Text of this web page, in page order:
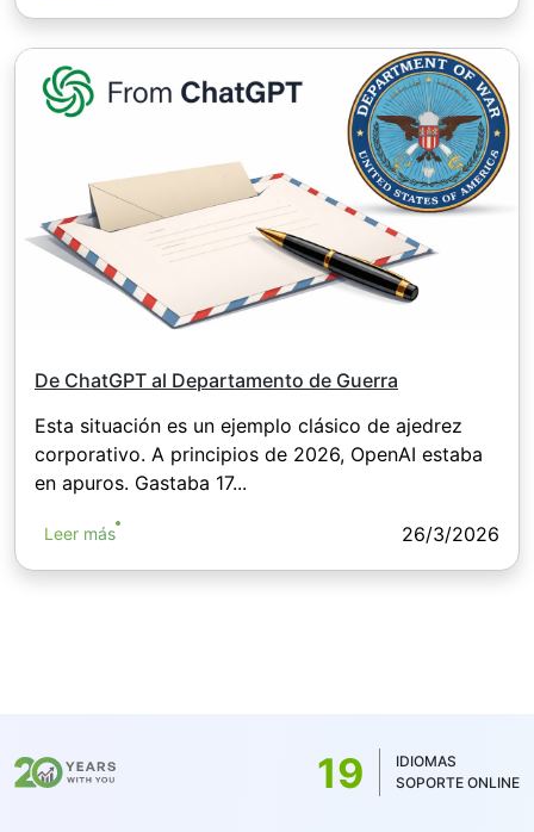
De ChatGPT al Departamento de Guerra
Esta situación es un ejemplo clásico de ajedrez
corporativo. A principios de 2026, OpenAI estaba
en apuros. Gastaba 17...
Leer más 26/3/2026
19
IDIOMAS
SOPORTE ONLINE